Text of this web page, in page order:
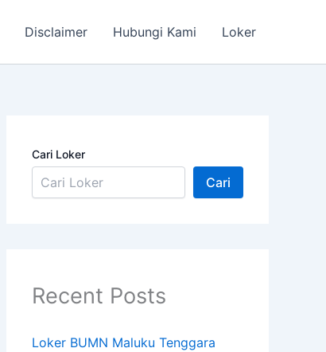
Disclaimer Hubungi Kami Loker
Cari Loker
Cari
Recent Posts
Loker BUMN Maluku Tenggara